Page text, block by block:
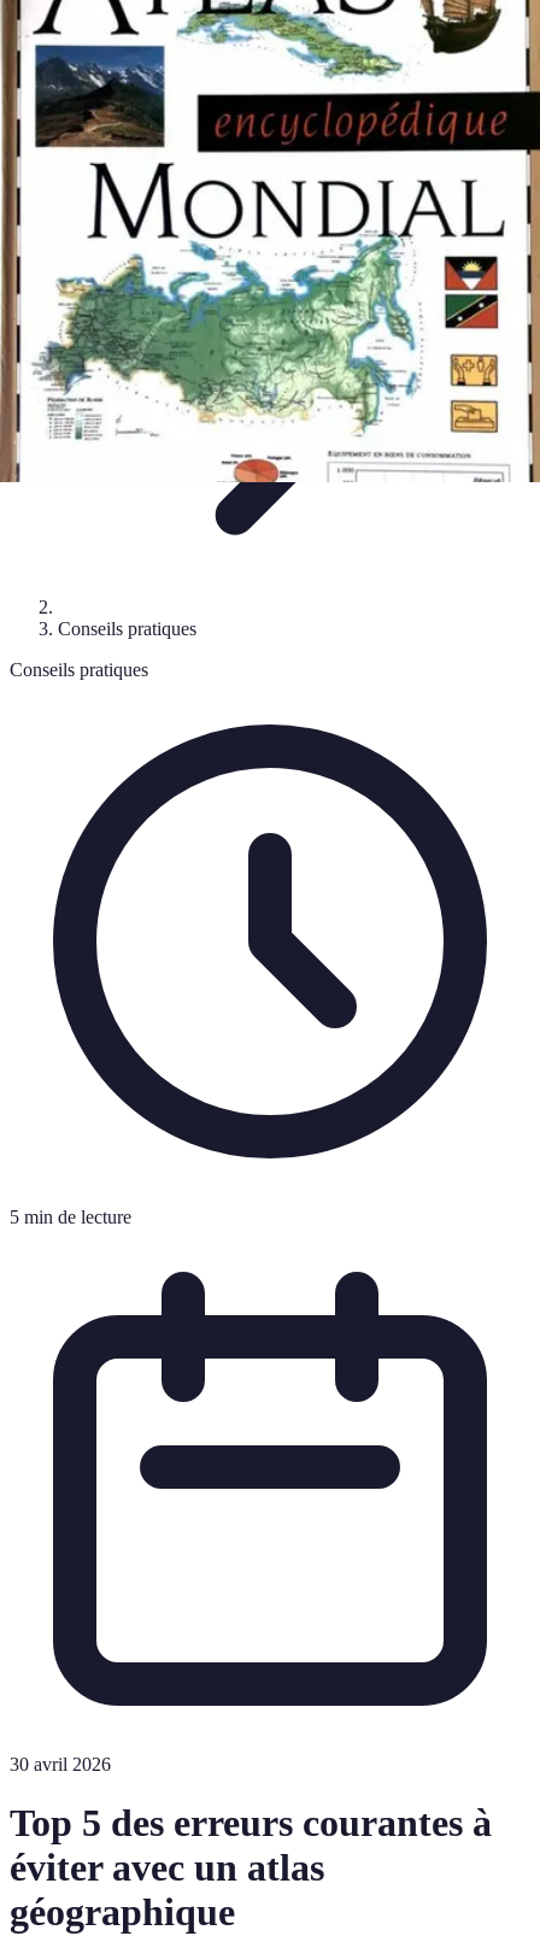
Atlas Géographique
TendancesPerception et UtilisationGuide d'achat
Éducation et
ApprentissageAtlas Thématiques
Atlas Géographique
Conseils pratiques
Conseils pratiques
5 min de lecture
30 avril 2026
Top 5 des erreurs courantes à
éviter avec un atlas
géographique